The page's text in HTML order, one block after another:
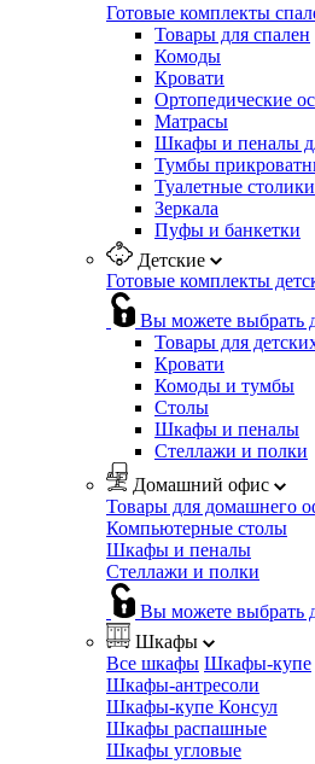
Готовые комплекты
Товары для спален
Комоды
Кровати
Ортопедические
Матрасы
Шкафы и пеналы
Тумбы
Туалетные столики
Зеркала
Пуфы и банкетки
Детские
Готовые комплекты
Вы можете выбрать
Товары для
Кровати
Комоды и тумбы
Столы
Шкафы и пеналы
Стеллажи и полки
Домашний офис
Товары для домашнего
Компьютерные столы
Шкафы и пеналы
Стеллажи и полки
Вы можете выбрать
Шкафы
Все шкафы Шкафы-купе
Шкафы-антресоли
Шкафы-купе Консул
Шкафы распашные
Шкафы угловые